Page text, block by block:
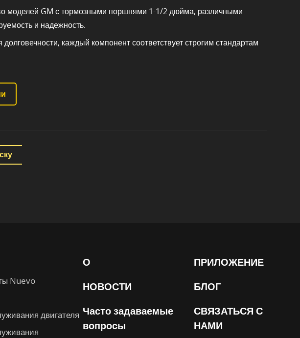
моделей GM с тормозными поршнями 1-1/2 дюйма, различными
и надежность.
каждый компонент соответствует строгим стандартам
Nuevo
двигателя
О
ПРИЛОЖЕНИЕ
НОВОСТИ
БЛОГ
Часто задаваемые
вопросы
СВЯЗАТЬСЯ С
НАМИ